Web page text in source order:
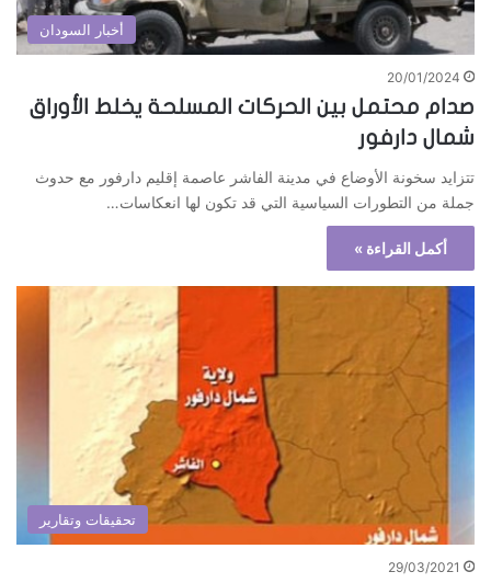
أخبار السودان
20/01/2024
صدام محتمل بين الحركات المسلحة يخلط الأوراق
شمال دارفور
تتزايد سخونة الأوضاع في مدينة الفاشر عاصمة إقليم دارفور مع حدوث
جملة من التطورات السياسية التي قد تكون لها انعكاسات…
أكمل القراءة »
تحقيقات وتقارير
29/03/2021